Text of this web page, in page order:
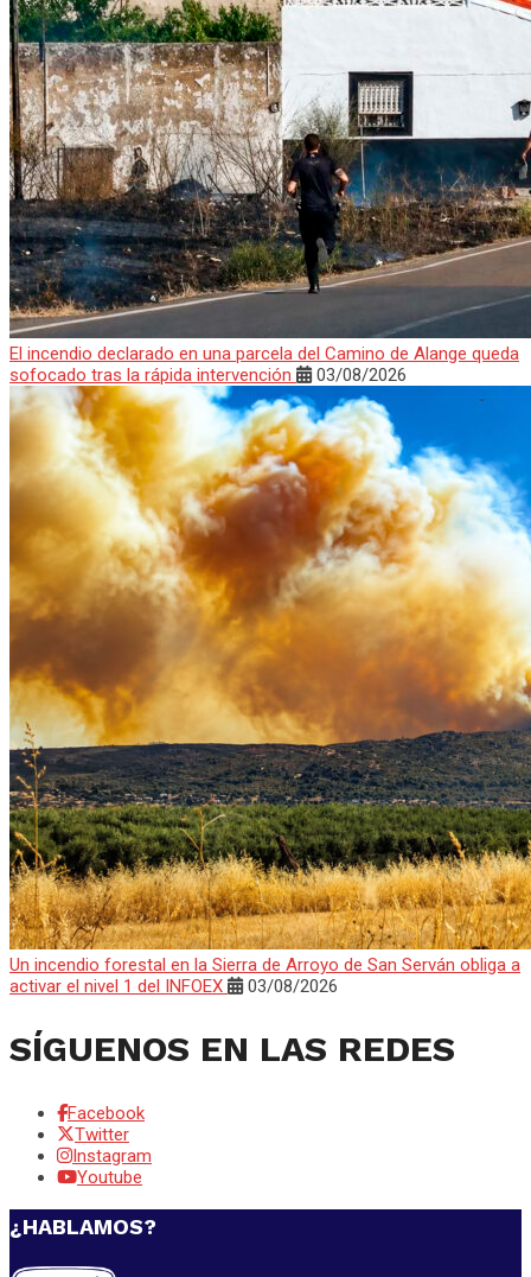
El incendio declarado en una parcela del Camino de Alange queda
sofocado tras la rápida intervención
03/08/2026
Un incendio forestal en la Sierra de Arroyo de San Serván obliga a
activar el nivel 1 del INFOEX
03/08/2026
SÍGUENOS EN LAS REDES
Facebook
Twitter
Instagram
Youtube
¿HABLAMOS?